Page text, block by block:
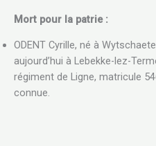
Mort pour la patrie :
ODENT Cyrille, né à
aujourd’hui à Lebekke-lez-
régiment de Ligne, matricule
connue.